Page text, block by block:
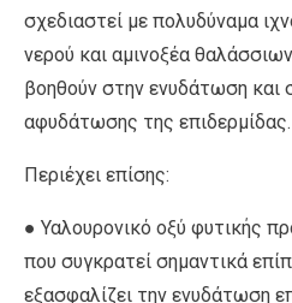
σχεδιαστεί με πολυδύναμα
νερού και αμινοξέα
βοηθούν στην ενυδάτωση και
αφυδάτωσης της επιδερμίδας.
Περιέχει επίσης:
● Υαλουρονικό οξύ φυτικής
που συγκρατεί σημαντικά
εξασφαλίζει την ενυδάτωση